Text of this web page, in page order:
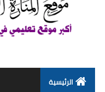
الرئيسية